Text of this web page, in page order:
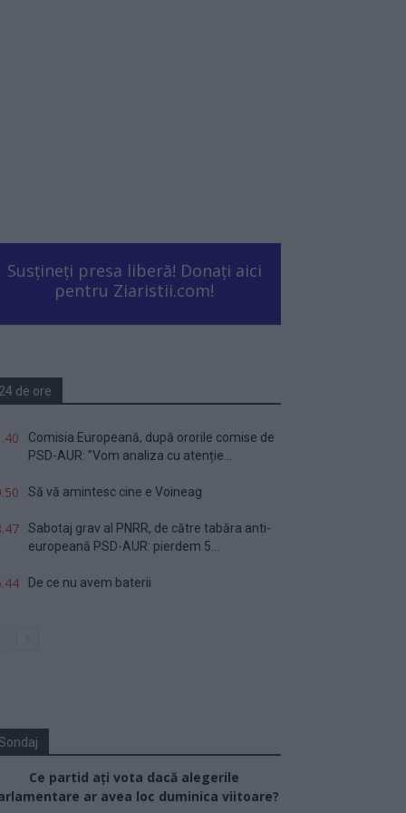
Susțineți presa liberă! Donați aici
pentru Ziaristii.com!
24 de ore
Comisia Europeană, după ororile comise de
PSD-AUR: ”Vom analiza cu atenție...
Să vă amintesc cine e Voineag
Sabotaj grav al PNRR, de către tabăra anti-
europeană PSD-AUR: pierdem 5...
De ce nu avem baterii
Ce partid ați vota dacă alegerile
ar avea loc duminica viitoare?